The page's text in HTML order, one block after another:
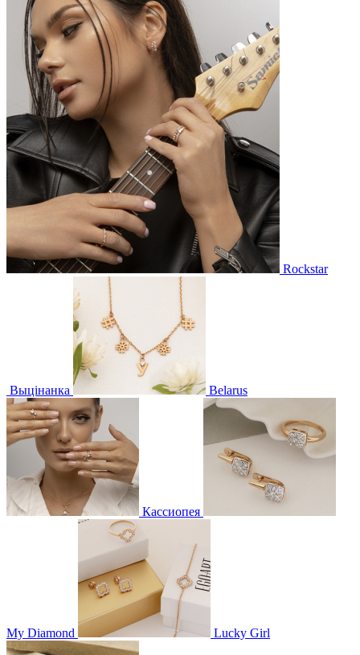
Rockstar
Выцінанка Belarus
Кассиопея
My Diamond Lucky Girl